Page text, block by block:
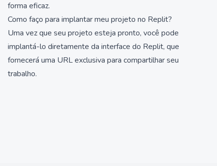
forma eficaz.
Como faço para implantar meu projeto no Replit?
Uma vez que seu projeto esteja pronto, você pode
implantá-lo diretamente da interface do Replit, que
fornecerá uma URL exclusiva para compartilhar seu
trabalho.